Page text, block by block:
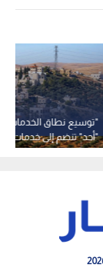
"توسيع نطاق
"أحد" تنضم إلى خدمات
عمان"